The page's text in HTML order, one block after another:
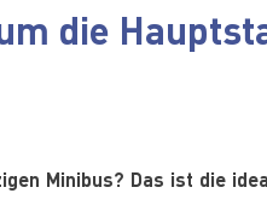
die
Minibus? Das ist die